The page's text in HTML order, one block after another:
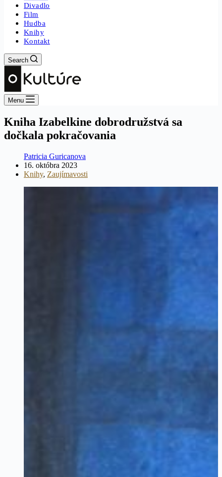
Divadlo
Film
Hudba
Knihy
Kontakt
Search
Menu
Kniha Izabelkine dobrodružstvá sa
dočkala pokračovania
Patricia Guricanova
16. októbra 2023
Knihy, Zaujímavosti